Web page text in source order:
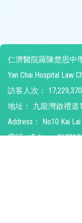
仁濟醫院羅陳楚思中
Yan Chai Hospital Law
訪客人次：
17,229,370
地址：
九龍灣啟禮道
Address：
No10 Kai
電話（Tel）：